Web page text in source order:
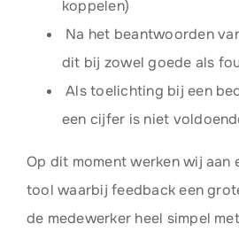
koppelen)
Na het beantwoorden
dit bij zowel goede als
Als toelichting bij een
een cijfer is niet
Op dit moment werken wij aan
tool waarbij feedback een
de medewerker heel simpel